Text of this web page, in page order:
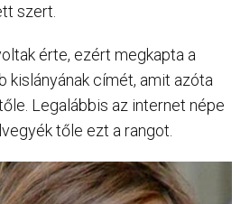
szert.
érte, ezért megkapta a
kislányának címét, amit azóta
Legalábbis az internet népe
tőle ezt a rangot.